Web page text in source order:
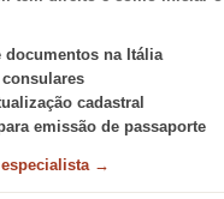
documentos na Itália
cadastral
emissão de passaporte
→